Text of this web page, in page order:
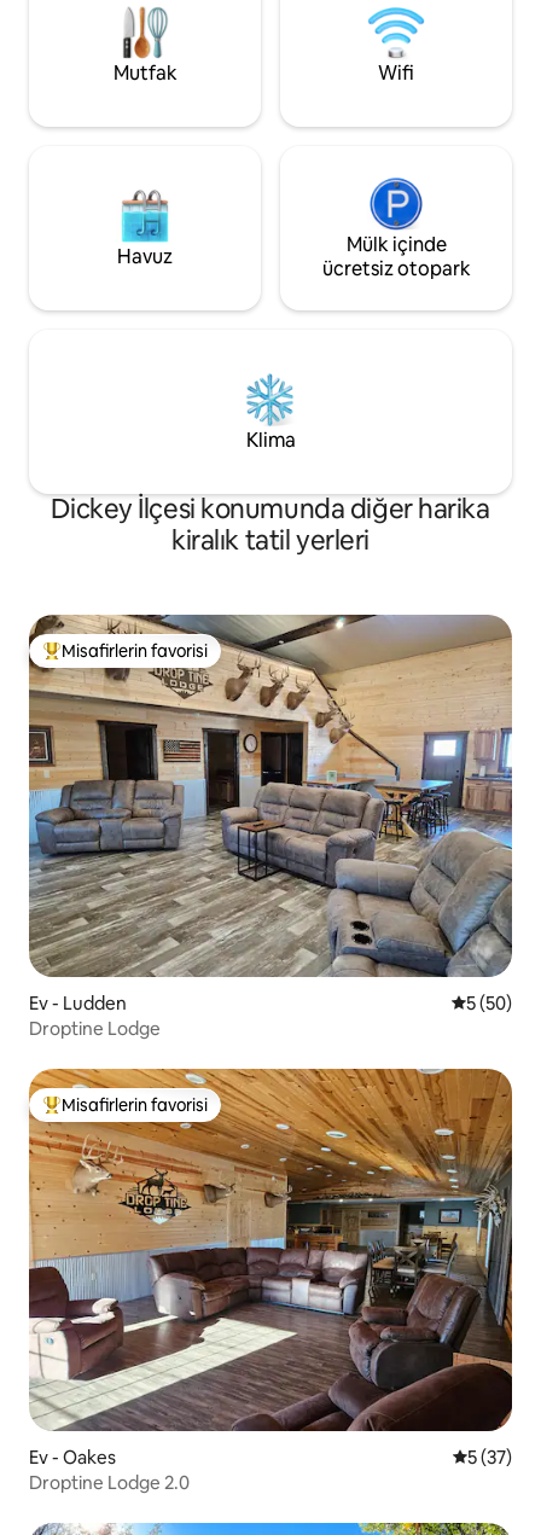
yerinin keyfini çıkarın. Sessiz, temiz ve
uzun süreli konaklamalara uygun; iş,
dinlenme ve gerçek yaşam için
mükemmel. Parti, evcil hayvan veya ek
(propan verilir). -
bağlantısı, klima,
medyada arayın!
Oakes, ND
Mutfak Wifi
Havuz
Mülk içinde
ücretsiz otopark
Klima
Dickey İlçesi konumunda diğer harika
kiralık tatil yerleri
Misafirlerin favorilerinden en beğenilenler arasında
Misafirlerin favorisi
Ev - Ludden 55 (50)
Droptine Lodge
Misafirlerin favorilerinden en beğenilenler arasında
Misafirlerin favorisi
Ev - Oakes 55 (37)
Droptine Lodge 2.0